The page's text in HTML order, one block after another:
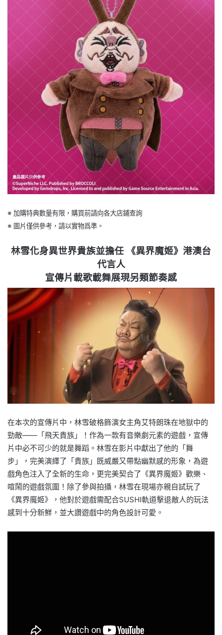
※ 加購特典數量有限，購買前請向各大店鋪查詢
※ 圖片僅供參考，請以實物爲準。
林雪化身異世界貴族並擔任 《異界魔姬》港澳台
代言人
宣傳片載歌載舞展現另類節奏感
在本次的宣傳片中，林雪破格飾演女主角艾特朗珠在地獄中的
勁敵——「飛天貴族」！作為一款有音樂劇元素的遊戲，宣傳
片中必不可少的就是舞蹈。林雪在影片中獻出了他的「舞
步」，完美演繹了「貴族」既威嚴又帶點幽默感的形象，為遊
戲角色注入了全新的生命，更完美契合了《異界魔姬》歡樂、
喧鬧的遊戲氛圍！除了參與拍攝，林雪在現場亦親自試玩了
《異界魔姬》，他對於遊戲需配合SUSHI軌道擊退敵人的玩法
感到十分新鮮，並大讚遊戲中的角色設計可愛。